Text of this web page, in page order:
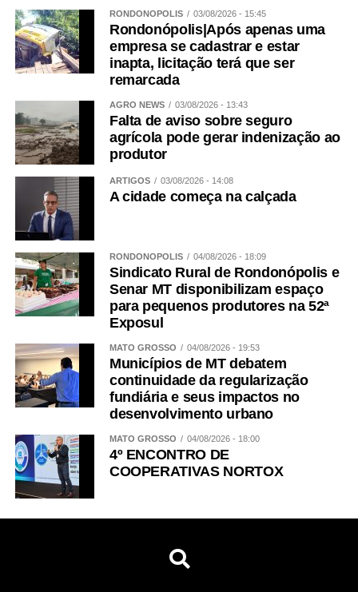
RONDONÓPOLIS 03/08/2026 - 15:45
Rondonópolis|Após apenas uma
empresa se cadastrar e estar
inapta, licitação terá que ser
remarcada
AGRO NEWS 03/08/2026 - 13:43
Falta de aviso sobre seguro
agrícola pode gerar indenização ao
produtor
ARTIGOS 03/08/2026 - 14:08
A cidade começa na calçada
RONDONÓPOLIS 04/08/2026 - 18:09
Sindicato Rural de Rondonópolis e
Senar MT disponibilizam espaço
para pequenos produtores na 52ª
Exposul
MATO GROSSO 04/08/2026 - 19:53
Municípios de MT debatem
continuidade da regularização
fundiária e seus impactos no
desenvolvimento urbano
MATO GROSSO 04/08/2026 - 18:00
4º ENCONTRO DE
COOPERATIVAS NORTOX